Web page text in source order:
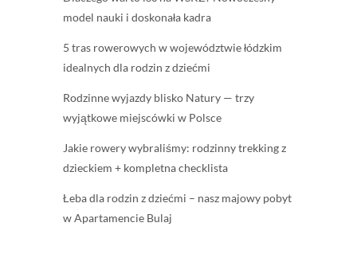
model nauki i doskonała kadra
5 tras rowerowych w województwie łódzkim
idealnych dla rodzin z dziećmi
Rodzinne wyjazdy blisko Natury — trzy
wyjątkowe miejscówki w Polsce
Jakie rowery wybraliśmy: rodzinny trekking z
dzieckiem + kompletna checklista
Łeba dla rodzin z dziećmi – nasz majowy pobyt
w Apartamencie Bulaj